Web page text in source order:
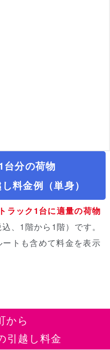
台分の荷物
料金例（単身）
ラック1台に適量の荷物
、1階から1階） です。
トも含めて料金を表示
から
引越し料金